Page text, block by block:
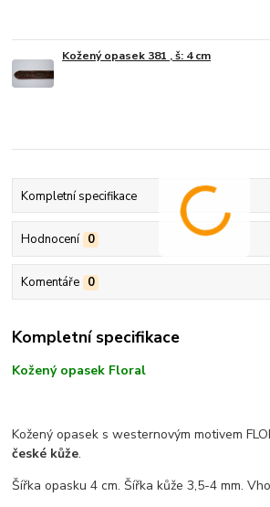
Kožený opasek 381 , š: 4 cm
Kompletní specifikace
Hodnocení 0
Komentáře 0
Kompletní specifikace
Kožený opasek Floral
Kožený opasek s westernovým motivem
české kůže.
Šířka opasku 4 cm. Šířka kůže 3,5-4 mm.